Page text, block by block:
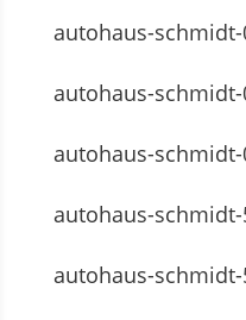
autohaus-schmidt-
autohaus-schmidt-
autohaus-schmidt-
autohaus-schmidt-
autohaus-schmidt-